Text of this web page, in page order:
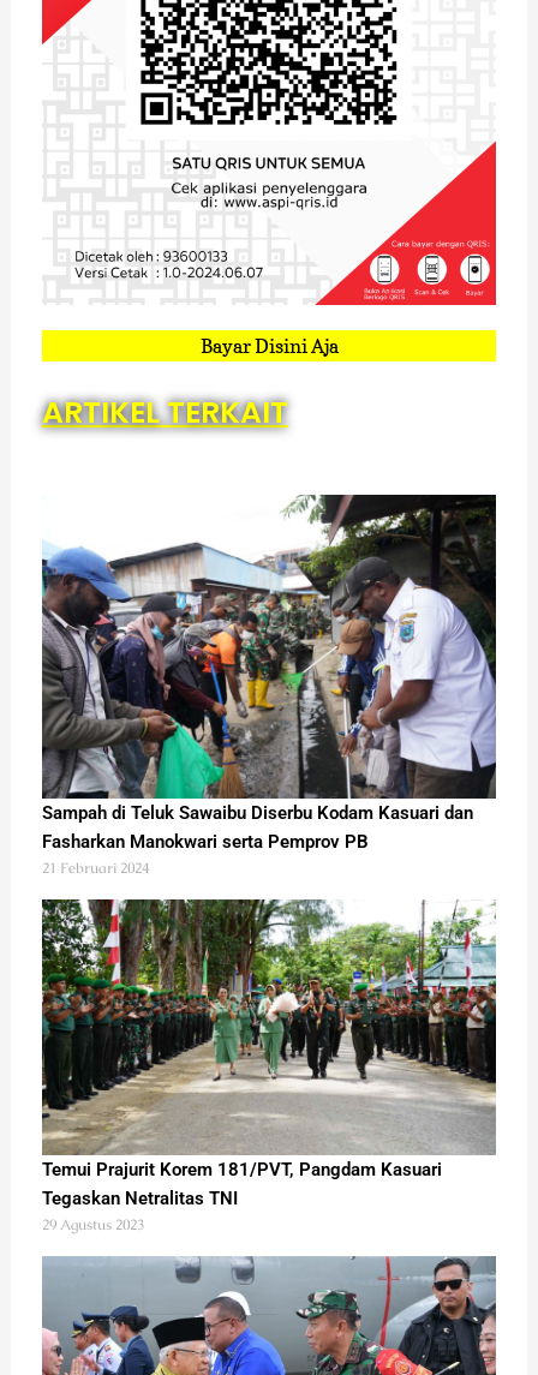
Bayar Disini Aja
ARTIKEL TERKAIT
Sampah di Teluk Sawaibu Diserbu Kodam Kasuari dan
Fasharkan Manokwari serta Pemprov PB
21 Februari 2024
Temui Prajurit Korem 181/PVT, Pangdam Kasuari
Tegaskan Netralitas TNI
29 Agustus 2023